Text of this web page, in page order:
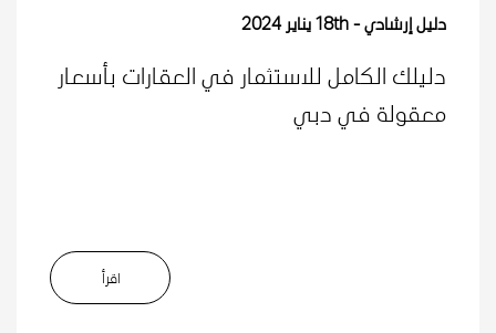
دليل إرشادي 18th يناير 2024
دليلك الكامل للاستثمار في العقارات بأسعار
معقولة في دبي
اﻗﺮأ